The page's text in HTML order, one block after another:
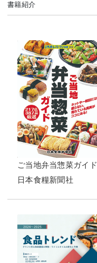
書籍紹介
ご当地弁当惣菜ガイド
日本食糧新聞社